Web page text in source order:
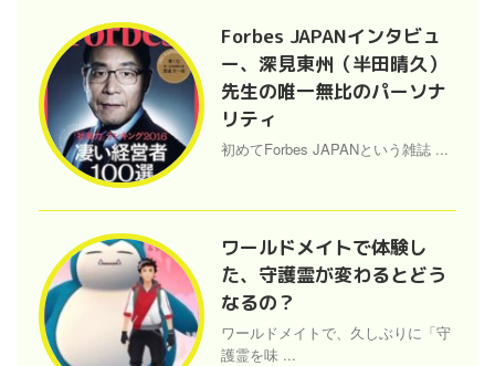
Forbes JAPANインタビュ
ー、深見東州（半田晴久）
先生の唯一無比のパーソナ
リティ
初めてForbes JAPANという雑誌 ...
ワールドメイトで体験し
た、守護霊が変わるとどう
なるの？
ワールドメイトで、久しぶりに「守
護霊を味 ...